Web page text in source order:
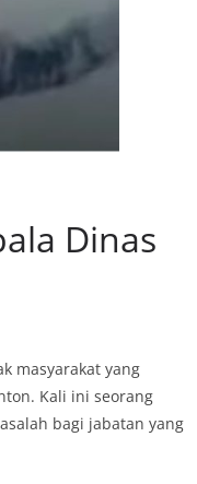
Dinas
masyarakat yang
Kali ini seorang
bagi jabatan yang